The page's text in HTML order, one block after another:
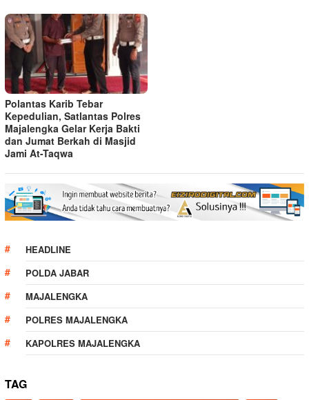
Polantas Karib Tebar
Kepedulian, Satlantas Polres
Majalengka Gelar Kerja Bakti
dan Jumat Berkah di Masjid
Jami At-Taqwa
HEADLINE
POLDA JABAR
MAJALENGKA
POLRES MAJALENGKA
KAPOLRES MAJALENGKA
TAG